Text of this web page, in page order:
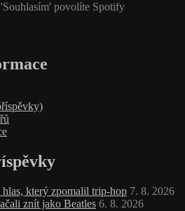
povolíte Spotify
který zpomalil trip‑hop 7. 8. 2026
znít jako Beatles 6. 8. 2026